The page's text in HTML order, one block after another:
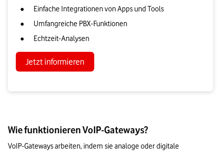
Einfache Integrationen von Apps und Tools
Umfangreiche PBX-Funktionen
Echtzeit-Analysen
Jetzt informieren
Wie funktionieren VoIP-Gateways?
VoIP-Gateways arbeiten, indem sie analoge oder digitale